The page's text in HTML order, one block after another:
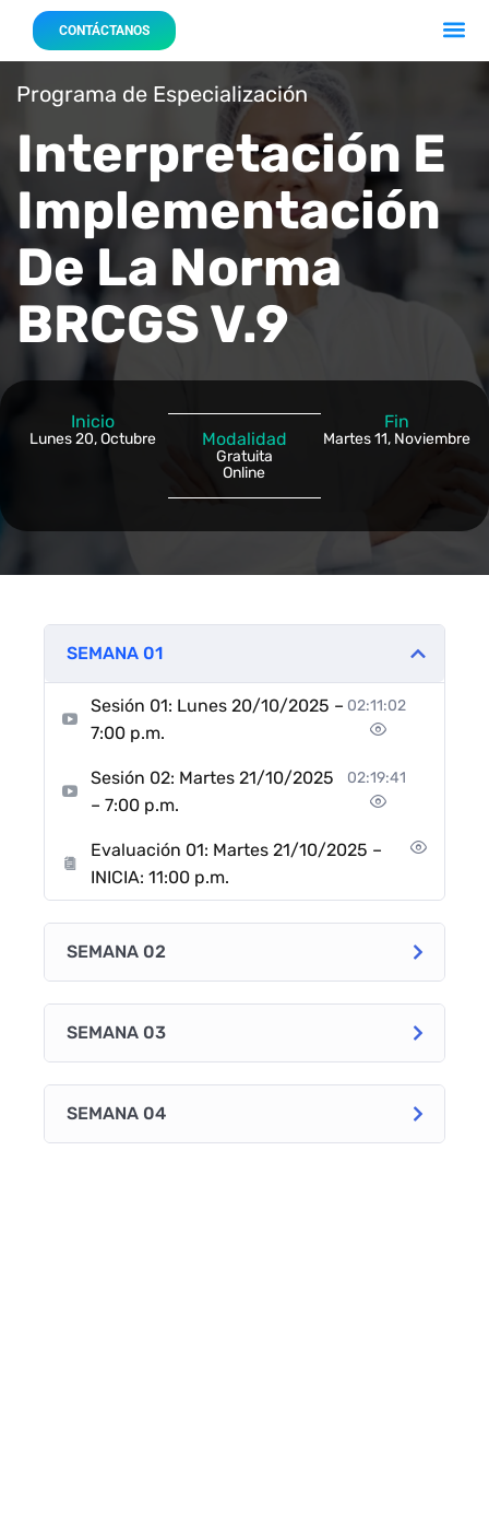
CONTÁCTANOS
Programa de Especialización
Interpretación E
Implementación
De La Norma
BRCGS V.9
Inicio
Lunes 20, Octubre Modalidad
Gratuita
Online
Fin
Martes 11, Noviembre
SEMANA 01
Sesión 01: Lunes 20/10/2025 –
7:00 p.m.
02:11:02
Sesión 02: Martes 21/10/2025
– 7:00 p.m.
02:19:41
Evaluación 01: Martes 21/10/2025 –
INICIA: 11:00 p.m.
SEMANA 02
SEMANA 03
SEMANA 04